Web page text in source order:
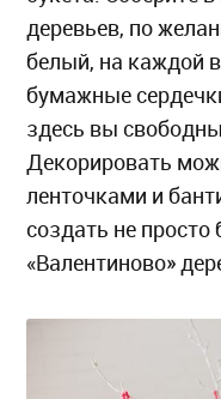
деревьев, по
белый, на каждой
бумажные
здесь вы
Декорировать
ленточками и
создать не просто
«Валентиново»